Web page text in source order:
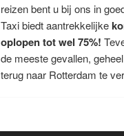
reizen bent u bij ons in
Taxi biedt aantrekkelijke
oplopen tot wel 75%!
de meeste gevallen,
terug naar Rotterdam te